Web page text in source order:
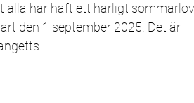
har haft ett härligt
den 1 september 2025. Det är